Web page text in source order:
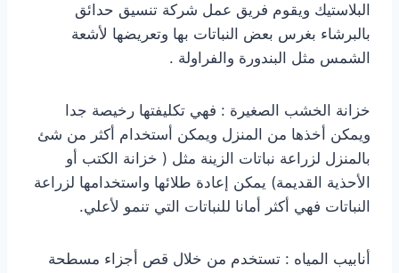
البلاستيك ويقوم فريق عمل شركة تنسيق حدائق
بالبرشاء بغرس بعض النباتات بها وتعريضها لأشعة
الشمس مثل البندورة والفراولة .
خزانة الخشب الصغيرة : فهي تكليفتها رخيصة جدا
ويمكن أخذها من المنزل ويمكن أستخدام أكثر من شئ
بالمنزل لزراعة نباتات الزينة مثل ( خزانة الكتب أو
الأحذية القديمة) يمكن إعادة طلائها واستخدامها لزراعة
النباتات فهي أكثر أمانا للنباتات التي تنمو لأعلي.
أنابيب المياه : تستخدم من خلال قص أجزاء مسطحة